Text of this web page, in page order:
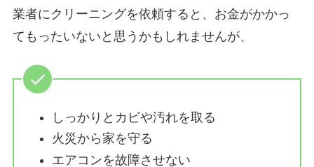
業者にクリーニングを依頼すると、お金がかかっ
てもったいないと思うかもしれませんが、
しっかりとカビや汚れを取る
火災から家を守る
エアコンを故障させない